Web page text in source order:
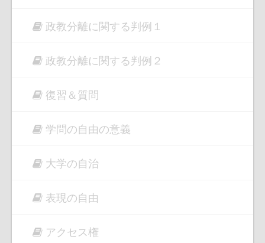
政教分離に関する判例１
政教分離に関する判例２
復習＆質問
学問の自由の意義
大学の自治
表現の自由
アクセス権